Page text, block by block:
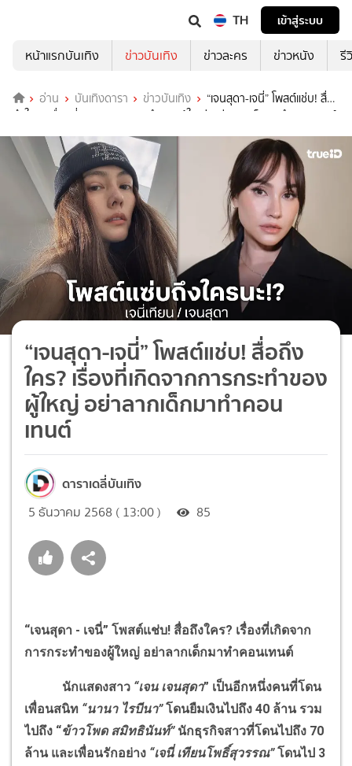
TH
เข้าสู่ระบบ
หน้าแรกบันเทิง
ข่าวบันเทิง ข่าวละคร ข่าวหนัง รี
อ่าน บันเทิงดารา ข่าวบันเทิง
“เจนสุดา-เจนี่” โพสต์แช่บ! สื่อ
ถึงใคร? เรื่องที่เกิดจากการกระทำของผู้ใหญ่ อย่าลากเด็กมาทำคอนเทนต์
“เจนสุดา-เจนี่” โพสต์แช่บ! สื่อถึง
ใคร? เรื่องที่เกิดจากการกระทำของ
ผู้ใหญ่ อย่าลากเด็กมาทำคอน
เทนต์
ดาราเดลี่บันเทิง
5 ธันวาคม 2568 ( 13:00 ) 85
“เจนสุดา - เจนี่” โพสต์แช่บ! สื่อถึงใคร? เรื่องที่เกิดจาก
การกระทำของผู้ใหญ่ อย่าลากเด็กมาทำคอนเทนต์
นักแสดงสาว “เจน เจนสุดา” เป็นอีกหนึ่งคนที่โดน
เพื่อนสนิท “นานา ไรบีนา”โดนยืมเงินไปถึง 40 ล้าน รวม
ไปถึง “ข้าวโพด สมิทธินันท์” นักธุรกิจสาวที่โดนไปถึง 70
ล้าน และเพื่อนรักอย่าง “เจนี่ เทียนโพธิ์สุวรรณ”โดนไป 3